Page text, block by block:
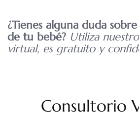
¿Tienes alguna duda
de tu bebé? Utiliza
virtual, es gratuito y
Consultorio